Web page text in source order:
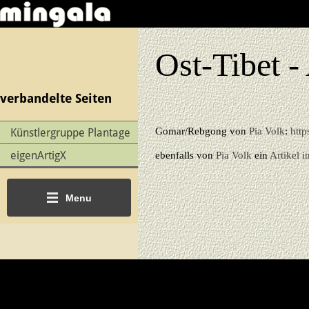
verbandelte Seiten
Künstlergruppe Plantage
eigenArtigX
Menu
Ost-Tibet -
Gomar/Rebgong vonPia Volk:
ebenfalls vonPia VolkeinArtikel